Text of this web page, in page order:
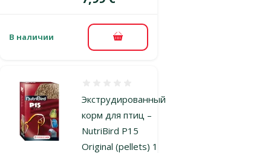
В наличии В корзину
Экструдированный
корм для птиц –
NutriBird P15
Original (pellets) 1